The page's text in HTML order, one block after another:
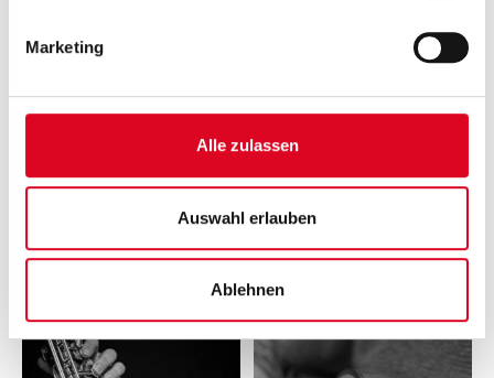
Marketing
Alle zulassen
Auswahl erlauben
Ablehnen